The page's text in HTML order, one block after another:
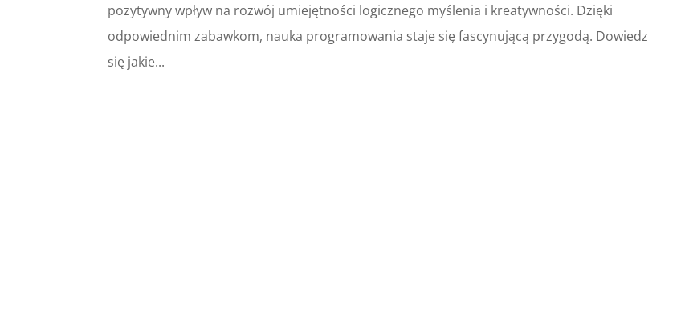
pozytywny wpływ na rozwój umiejętności logicznego myślenia i kreatywności. Dzięki
odpowiednim zabawkom, nauka programowania staje się fascynującą przygodą. Dowiedz
się jakie...